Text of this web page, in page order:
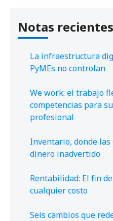
Notas recientes
La infraestructura
PyMEs no controlan
We work: el trabajo
competencias para
profesional
Inventario, donde
dinero inadvertido
Rentabilidad: El fin
cualquier costo
Seis cambios que